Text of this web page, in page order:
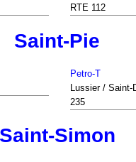
RTE 112
Saint-Pie
Petro-T
Lussier / Saint-
235
Saint-Simon